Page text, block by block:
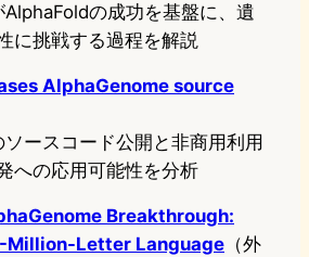
の成功を基盤に、遺
に挑戦する過程を解説
AlphaGenome source
ースコード公開と非商用利用
への応用可能性を分析
Breakthrough:
Million-Letter Language （外